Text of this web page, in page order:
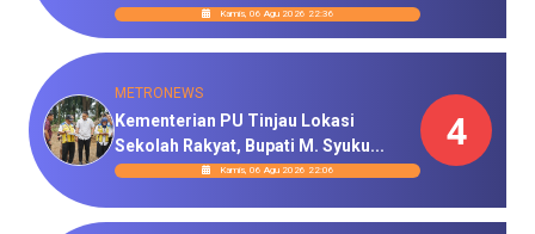
Kamis, 06 Agu 2026 22:36
METRONEWS
Kementerian PU Tinjau Lokasi
Sekolah Rakyat, Bupati M. Syuku...
Kamis, 06 Agu 2026 22:06
4